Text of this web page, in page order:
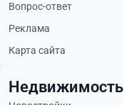
Вопрос-ответ
Реклама
Карта сайта
Недвижимость